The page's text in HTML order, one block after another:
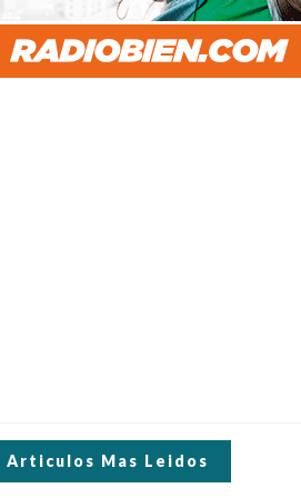
Articulos Mas Leidos